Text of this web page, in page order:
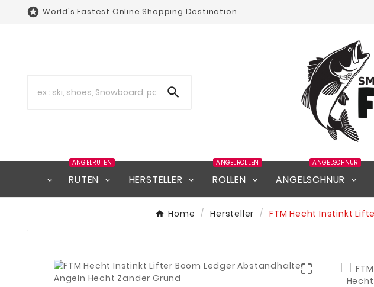
 World's Fastest Online Shopping Destination

RUTEN
ANGELRUTEN
HERSTELLER ROLLEN
ANGELROLLEN
ANGELSCHNUR
ANGELSCHNUR
Home Hersteller FTM Hecht Instinkt
